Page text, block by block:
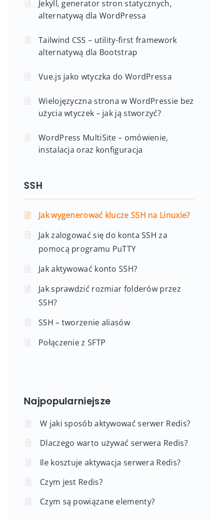
Jekyll, generator stron statycznych,
alternatywą dla WordPressa
Tailwind CSS – utility-first framework
alternatywą dla Bootstrap
Vue.js jako wtyczka do WordPressa
Wielojęzyczna strona w WordPressie bez
użycia wtyczek – jak ją stworzyć?
WordPress MultiSite – omówienie,
instalacja oraz konfiguracja
SSH
Jak wygenerować klucze SSH na Linuxie?
Jak zalogować się do konta SSH za
pomocą programu PuTTY
Jak aktywować konto SSH?
Jak sprawdzić rozmiar folderów przez
SSH?
SSH – tworzenie aliasów
Połączenie z SFTP
Najpopularniejsze
W jaki sposób aktywować serwer Redis?
Dlaczego warto używać serwera Redis?
Ile kosztuje aktywacja serwera Redis?
Czym jest Redis?
Czym są powiązane elementy?